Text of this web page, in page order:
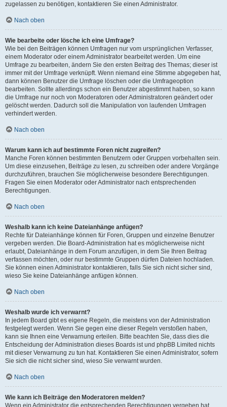
zugelassen zu benötigen, kontaktieren Sie einen Administrator.
Nach oben
Wie bearbeite oder lösche ich eine Umfrage?
Wie bei den Beiträgen können Umfragen nur vom ursprünglichen Verfasser,
einem Moderator oder einem Administrator bearbeitet werden. Um eine
Umfrage zu bearbeiten, ändern Sie den ersten Beitrag des Themas; dieser ist
immer mit der Umfrage verknüpft. Wenn niemand eine Stimme abgegeben hat,
dann können Benutzer die Umfrage löschen oder die Umfrageoption
bearbeiten. Sollte allerdings schon ein Benutzer abgestimmt haben, so kann
die Umfrage nur noch von Moderatoren oder Administratoren geändert oder
gelöscht werden. Dadurch soll die Manipulation von laufenden Umfragen
verhindert werden.
Nach oben
Warum kann ich auf bestimmte Foren nicht zugreifen?
Manche Foren können bestimmten Benutzern oder Gruppen vorbehalten sein.
Um diese einzusehen, Beiträge zu lesen, zu schreiben oder andere Vorgänge
durchzuführen, brauchen Sie möglicherweise besondere Berechtigungen.
Fragen Sie einen Moderator oder Administrator nach entsprechenden
Berechtigungen.
Nach oben
Weshalb kann ich keine Dateianhänge anfügen?
Rechte für Dateianhänge können für Foren, Gruppen und einzelne Benutzer
vergeben werden. Die Board-Administration hat es möglicherweise nicht
erlaubt, Dateianhänge in dem Forum anzufügen, in dem Sie Ihren Beitrag
verfassen möchten, oder nur bestimmte Gruppen dürfen Dateien hochladen.
Sie können einen Administrator kontaktieren, falls Sie sich nicht sicher sind,
wieso Sie keine Dateianhänge anfügen können.
Nach oben
Weshalb wurde ich verwarnt?
In jedem Board gibt es eigene Regeln, die meistens von der Administration
festgelegt werden. Wenn Sie gegen eine dieser Regeln verstoßen haben,
kann sie Ihnen eine Verwarnung erteilen. Bitte beachten Sie, dass dies die
Entscheidung der Administration dieses Boards ist und phpBB Limited nichts
mit dieser Verwarnung zu tun hat. Kontaktieren Sie einen Administrator, sofern
Sie sich die nicht sicher sind, wieso Sie verwarnt wurden.
Nach oben
Wie kann ich Beiträge den Moderatoren melden?
Wenn ein Administrator die entsprechenden Berechtigungen vergeben hat,